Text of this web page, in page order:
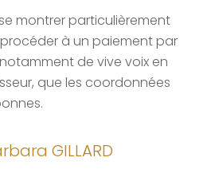
montrer particulièrement
à un paiement par
de vive voix en
que les coordonnées
GILLARD